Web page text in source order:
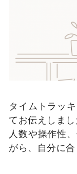
タイムトラッ
てお伝えしまし
人数や操作性
がら、自分に